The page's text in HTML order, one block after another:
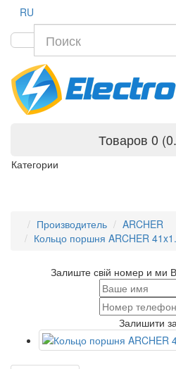
RU
Товаров 0
Категории
Производитель
ARCHER
Кольцо поршня ARCHER
Залиште свій номер и ми
Залишити